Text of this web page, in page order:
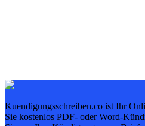
Kuendigungsschreiben.co ist Ihr
Sie kostenlos PDF- oder Word-